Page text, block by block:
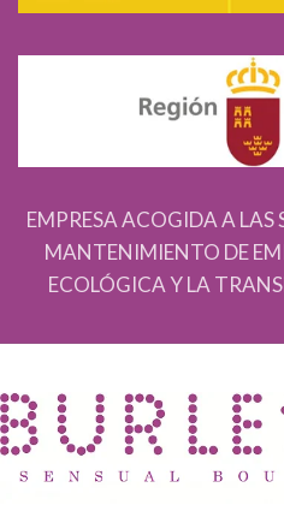
EMPRESA ACOGIDA A LAS
MANTENIMIENTO DE
ECOLÓGICA Y LA